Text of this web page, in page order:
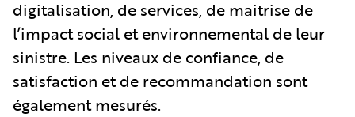
digitalisation, de services, de maitrise de
l’impact social et environnemental de leur
sinistre. Les niveaux de confiance, de
satisfaction et de recommandation sont
également mesurés.